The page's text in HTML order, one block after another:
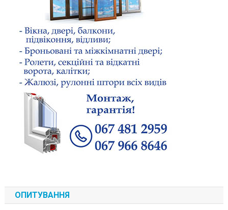
ОПИТУВАННЯ